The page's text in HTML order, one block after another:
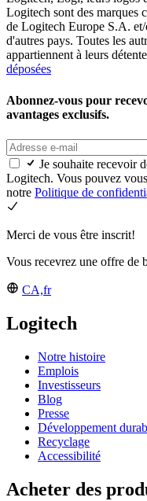
Logitech sont des marques
de Logitech Europe S.A.
d'autres pays. Toutes les
appartiennent à leurs
déposées
Abonnez-vous pour
avantages exclusifs.
Je souhaite recevoir
Logitech. Vous pouvez
notre Politique de
Merci de vous être inscrit!
Vous recevrez une offre de
CA,fr
Logitech
Notre histoire
Emplois
Investisseurs
Blog
Presse
Développement
Recyclage
Accessibilité
Acheter des